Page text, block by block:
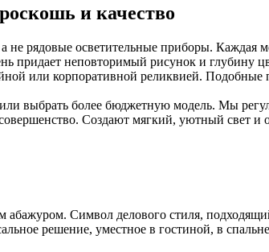
и качество
не рядовые осветительные приборы.
придает неповторимый рисунок и глубину
или корпоративной реликвией.
выбрать более бюджетную модель. Мы
Создают мягкий, уютный свет и
абажуром. Символ делового стиля,
решение, уместное в гостиной, в